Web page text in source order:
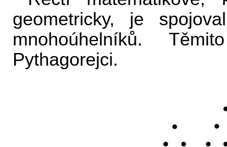
geometricky, je
mnohoúhelníků.
Pythagorejci.